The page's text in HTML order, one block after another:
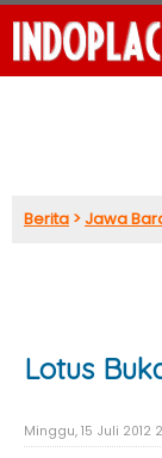
Berita >Jawa
Lotus
Minggu, 15 Juli 2012